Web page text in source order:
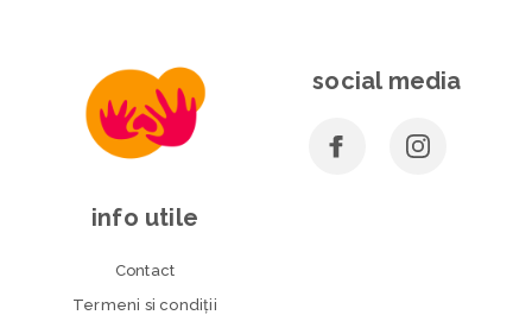
social media
info utile
Contact
Termeni si condiţii